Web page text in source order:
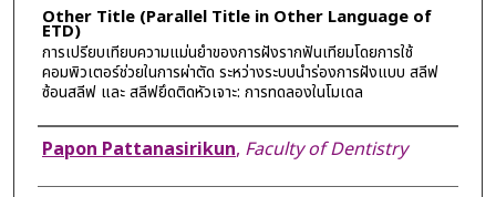
Other Title (Parallel Title in Other Language of
ETD)
การเปรียบเทียบความแม่นยำของการฝังรากฟันเทียมโดยการใช้
คอมพิวเตอร์ช่วยในการผ่าตัด ระหว่างระบบนำร่องการฝังแบบ สลีฟ
ซ้อนสลีฟ และ สลีฟยึดติดหัวเจาะ: การทดลองในโมเดล
Author
Papon Pattanasirikun, Faculty of Dentistry